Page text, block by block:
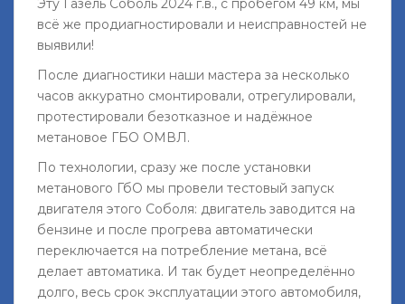
Эту Газель Соболь 2024 г.в., с пробегом 49 км, мы
всё же продиагностировали и неисправностей не
выявили!
После диагностики наши мастера за несколько
часов аккуратно смонтировали, отрегулировали,
протестировали безотказное и надёжное
метановое ГБО ОМВЛ.
По технологии, сразу же после установки
метанового ГбО мы провели тестовый запуск
двигателя этого Соболя: двигатель заводится на
бензине и после прогрева автоматически
переключается на потребление метана, всё
делает автоматика. И так будет неопределённо
долго, весь срок эксплуатации этого автомобиля,